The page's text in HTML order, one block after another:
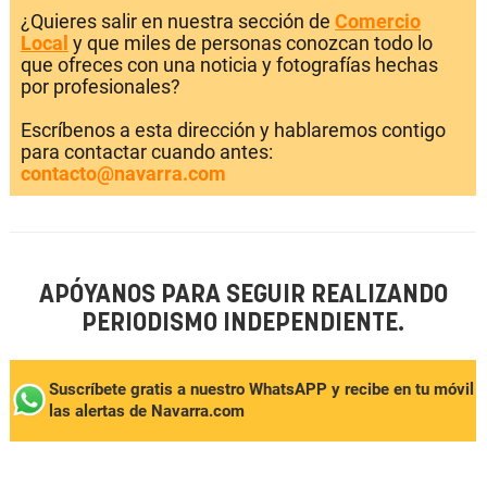
¿Quieres salir en nuestra sección de Comercio
Local y que miles de personas conozcan todo lo
que ofreces con una noticia y fotografías hechas
por profesionales?
Escríbenos a esta dirección y hablaremos contigo
para contactar cuando antes:
contacto@navarra.com
APÓYANOS PARA SEGUIR REALIZANDO
PERIODISMO INDEPENDIENTE.
Suscríbete gratis a nuestro WhatsAPP y recibe en tu móvil
las alertas de Navarra.com